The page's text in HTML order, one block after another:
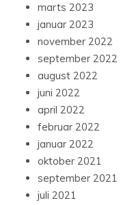
marts 2023
januar 2023
november 2022
september 2022
august 2022
juni 2022
april 2022
februar 2022
januar 2022
oktober 2021
september 2021
juli 2021